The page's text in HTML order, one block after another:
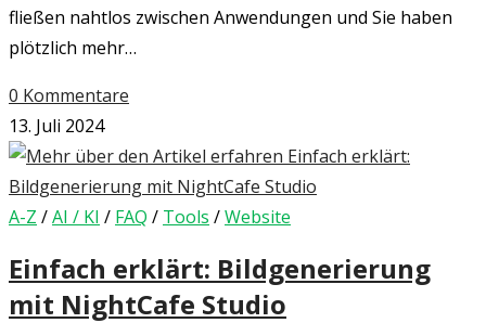
fließen nahtlos zwischen Anwendungen und Sie haben
plötzlich mehr…
0 Kommentare
13. Juli 2024
A-Z /AI / KI / FAQ / Tools /Website
Einfach erklärt: Bildgenerierung
mit NightCafe Studio